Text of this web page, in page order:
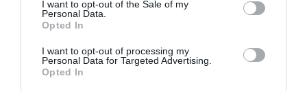
I want to opt-out of the Sale of my
Personal Data.
Opted In
I want to opt-out of processing my
Personal Data for Targeted Advertising.
Opted In